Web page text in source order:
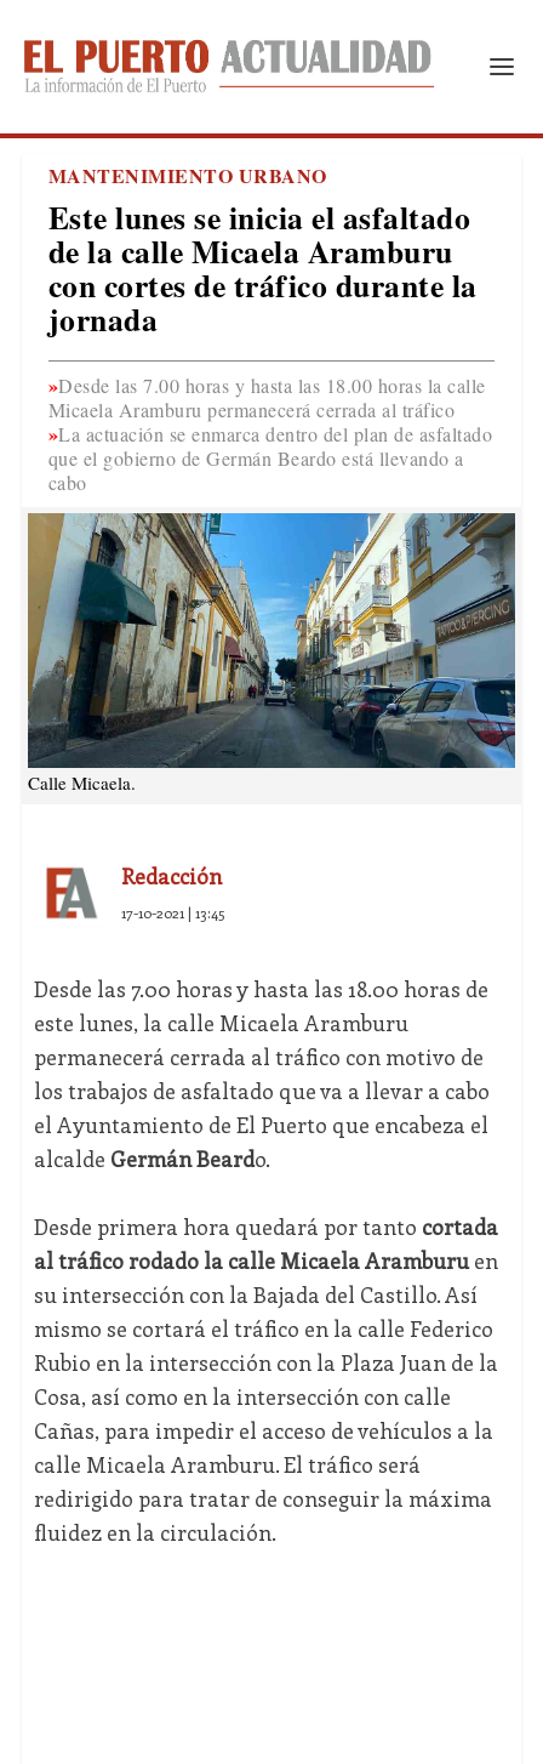
MANTENIMIENTO URBANO
Este lunes se inicia el asfaltado
de la calle Micaela Aramburu
con cortes de tráfico durante la
jornada
Desde las 7.00 horas y hasta las 18.00 horas la calle
Micaela Aramburu permanecerá cerrada al tráfico
La actuación se enmarca dentro del plan de asfaltado
que el gobierno de Germán Beardo está llevando a
cabo
Calle Micaela.
Redacción
17-10-2021 | 13:45
Desde las 7.00 horas y hasta las 18.00 horas de
este lunes, la calle Micaela Aramburu
permanecerá cerrada al tráfico con motivo de
los trabajos de asfaltado que va a llevar a cabo
el Ayuntamiento de El Puerto que encabeza el
alcalde Germán Beardo.
Desde primera hora quedará por tanto cortada
al tráfico rodado la calle Micaela Aramburuen
su intersección con la Bajada del Castillo. Así
mismo se cortará el tráfico en la calle Federico
Rubio en la intersección con la Plaza Juan de la
Cosa, así como en la intersección con calle
Cañas, para impedir el acceso de vehículos a la
calle Micaela Aramburu. El tráfico será
redirigido para tratar de conseguir la máxima
fluidez en la circulación.